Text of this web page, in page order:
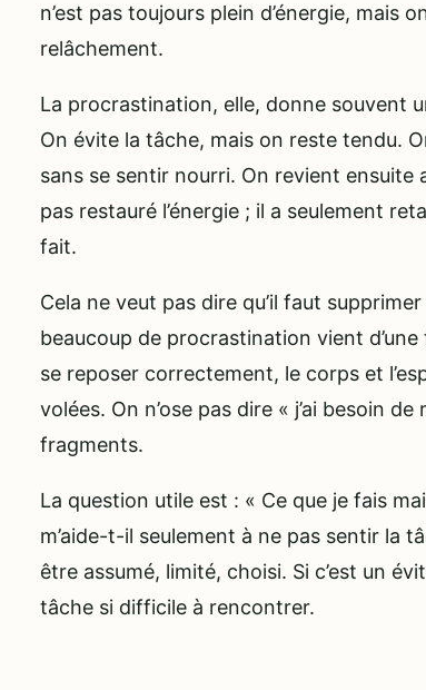
n’est pas toujours plein d’énergie, mais
relâchement.
La procrastination, elle, donne souvent
On évite la tâche, mais on reste tendu.
sans se sentir nourri. On revient ensuite
pas restauré l’énergie ; il a seulement
fait.
Cela ne veut pas dire qu’il faut
beaucoup de procrastination vient
se reposer correctement, le corps et
volées. On n’ose pas dire « j’ai besoin
fragments.
La question utile est : « Ce que je fais
m’aide-t-il seulement à ne pas sentir la
être assumé, limité, choisi. Si c’est un
tâche si difficile à rencontrer.